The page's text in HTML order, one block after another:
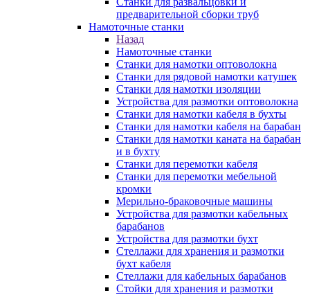
предварительной сборки труб
Намоточные станки
Назад
Намоточные станки
Станки для намотки оптоволокна
Станки для рядовой намотки катушек
Станки для намотки изоляции
Устройства для размотки оптоволокна
Станки для намотки кабеля в бухты
Станки для намотки кабеля на барабан
Станки для намотки каната на барабан
и в бухту
Станки для перемотки кабеля
Станки для перемотки мебельной
кромки
Мерильно-браковочные машины
Устройства для размотки кабельных
барабанов
Устройства для размотки бухт
Стеллажи для хранения и размотки
бухт кабеля
Стеллажи для кабельных барабанов
Стойки для хранения и размотки